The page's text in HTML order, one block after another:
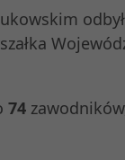
74